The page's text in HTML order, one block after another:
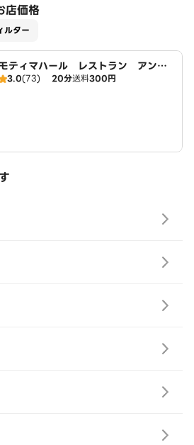
店価格
ルター
モティマハール レストラン アンド
ー
3.0(73) 20分送料300円